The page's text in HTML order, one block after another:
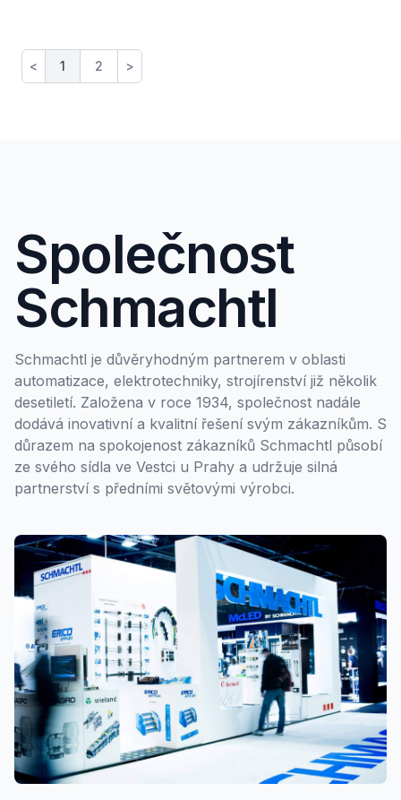
< 1 2 >
Společnost
Schmachtl
Schmachtl je důvěryhodným partnerem v oblasti
automatizace, elektrotechniky, strojírenství již několik
desetiletí. Založena v roce 1934, společnost nadále
dodává inovativní a kvalitní řešení svým zákazníkům. S
důrazem na spokojenost zákazníků Schmachtl působí
ze svého sídla ve Vestci u Prahy a udržuje silná
partnerství s předními světovými výrobci.